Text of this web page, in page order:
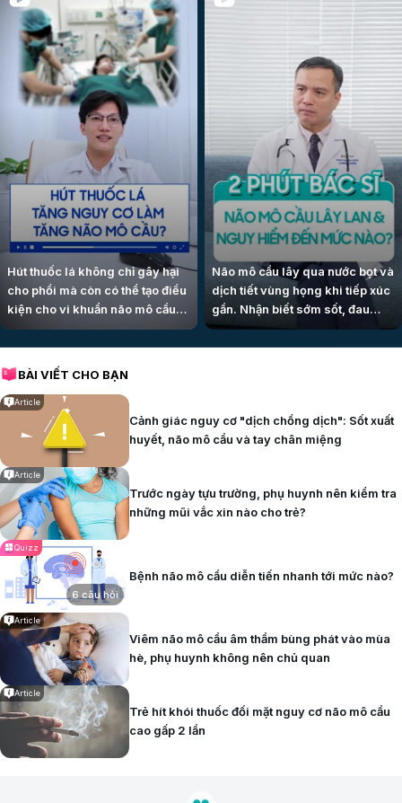
Hút thuốc lá không chỉ gây hại
cho phổi mà còn có thể tạo điều
kiện cho vi khuẩn não mô cầu
xâm nhập. Người thường xuyên
hít khói thuốc cũng cần thận
trọng.
Não mô cầu lây qua nước bọt và
dịch tiết vùng họng khi tiếp xúc
gần. Nhận biết sớm sốt, đau
đầu, cứng gáy hoặc ban xuất
huyết giúp điều trị kịp thời.
BÀI VIẾT CHO BẠN
Article
Cảnh giác nguy cơ "dịch chồng dịch": Sốt xuất
huyết, não mô cầu và tay chân miệng
Article
Trước ngày tựu trường, phụ huynh nên kiểm tra
những mũi vắc xin nào cho trẻ?
Quizz
6 câu hỏi
Bệnh não mô cầu diễn tiến nhanh tới mức nào?
Article
Viêm não mô cầu âm thầm bùng phát vào mùa
hè, phụ huynh không nên chủ quan
Article
Trẻ hít khói thuốc đối mặt nguy cơ não mô cầu
cao gấp 2 lần